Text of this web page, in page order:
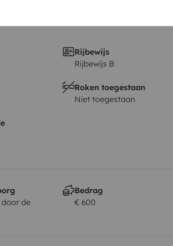
Rijbewijs
Rijbewijs B
Roken toegestaan
Niet toegestaan
door de
Bedrag
€ 600